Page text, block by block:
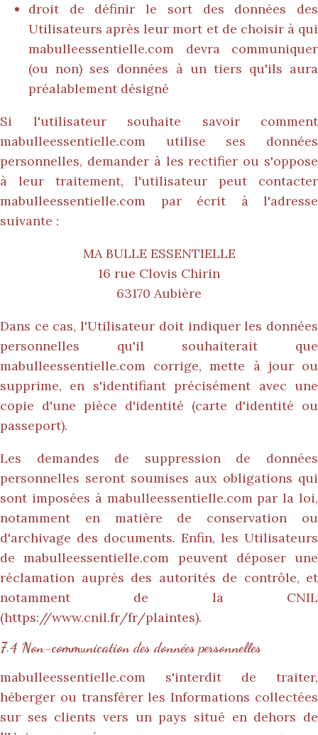
droit de définir le sort des données des
Utilisateurs après leur mort et de choisir à qui
mabulleessentielle.com devra communiquer
(ou non) ses données à un tiers qu'ils aura
préalablement désigné
Si l'utilisateur souhaite savoir comment
mabulleessentielle.com utilise ses données
personnelles, demander à les rectifier ou s'oppose
à leur traitement, l'utilisateur peut contacter
mabulleessentielle.com par écrit à l'adresse
suivante :
MA BULLE ESSENTIELLE
16 rue Clovis Chirin
63170 Aubière
Dans ce cas, l'Utilisateur doit indiquer les données
personnelles qu'il souhaiterait que
mabulleessentielle.com corrige, mette à jour ou
supprime, en s'identifiant précisément avec une
copie d'une pièce d'identité (carte d'identité ou
passeport).
Les demandes de suppression de données
personnelles seront soumises aux obligations qui
sont imposées à mabulleessentielle.compar la loi,
notamment en matière de conservation ou
d'archivage des documents. Enfin, les Utilisateurs
demabulleessentielle.com peuvent déposer une
réclamation auprès des autorités de contrôle, et
notamment de la CNIL
(https://www.cnil.fr/fr/plaintes).
7.4 Non-communication des données personnelles
mabulleessentielle.com s'interdit de traiter,
héberger ou transférer les Informations collectées
sur ses clients vers un pays situé en dehors de